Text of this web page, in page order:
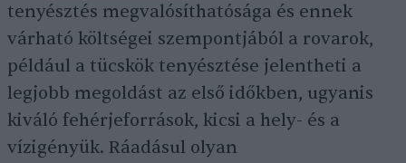
tenyésztés megvalósíthatósága és ennek
várható költségei szempontjából a rovarok,
például a tücskök tenyésztése jelentheti a
legjobb megoldást az első időkben, ugyanis
kiváló fehérjeforrások, kicsi a hely- és a
vízigényük. Ráadásul olyan